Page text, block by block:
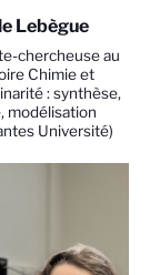
Lebègue
chercheuse au
Chimie et
: synthèse,
modélisation
Université)